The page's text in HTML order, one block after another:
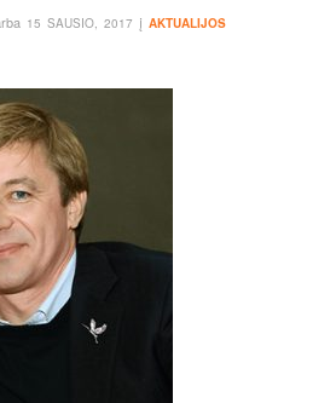
15 SAUSIO, 2017 į AKTUALIJOS